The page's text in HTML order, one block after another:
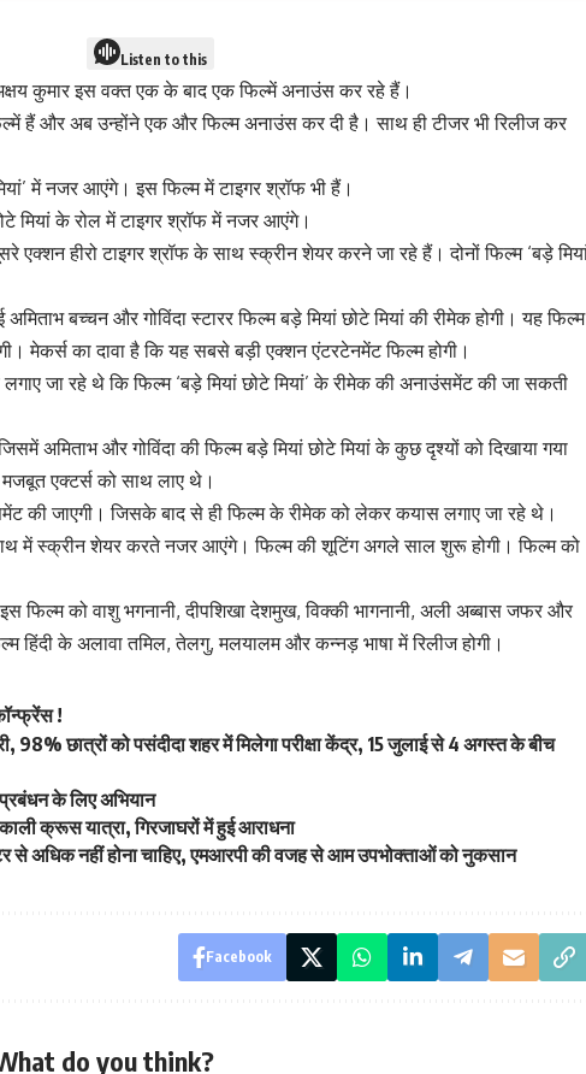
Listen to this
कुमार इस वक्त एक के बाद एक फिल्में अनाउंस कर रहे हैं।
हैं और अब उन्होंने एक और फिल्म अनाउंस कर दी है। साथ ही टीजर भी रिलीज कर
में नजर आएंगे। इस फिल्म में टाइगर श्रॉफ भी हैं।
मियां के रोल में टाइगर श्रॉफ में नजर आएंगे।
एक्शन हीरो टाइगर श्रॉफ के साथ स्क्रीन शेयर करने जा रहे हैं। दोनों फिल्म ‘बड़े
बच्चन और गोविंदा स्टारर फिल्म बड़े मियां छोटे मियां की रीमेक होगी। यह फिल्म
मेकर्स का दावा है कि यह सबसे बड़ी एक्शन एंटरटेनमेंट फिल्म होगी।
जा रहे थे कि फिल्म ‘बड़े मियां छोटे मियां’ के रीमेक की अनाउंसमेंट की जा सकती
अमिताभ और गोविंदा की फिल्म बड़े मियां छोटे मियां के कुछ दृश्यों को दिखाया गया
एक्टर्स को साथ लाए थे।
की जाएगी। जिसके बाद से ही फिल्म के रीमेक को लेकर कयास लगाए जा रहे थे।
में स्क्रीन शेयर करते नजर आएंगे। फिल्म की शूटिंग अगले साल शुरू होगी। फिल्म को
फिल्म को वाशु भगनानी, दीपशिखा देशमुख, विक्की भागनानी, अली अब्बास जफर और
हिंदी के अलावा तमिल, तेलगु, मलयालम और कन्नड़ भाषा में रिलीज होगी।
!
98% छात्रों को पसंदीदा शहर में मिलेगा परीक्षा केंद्र, 15 जुलाई से 4 अगस्त के बीच
के लिए अभियान
क्रूस यात्रा, गिरजाघरों में हुई आराधना
से अधिक नहीं होना चाहिए, एमआरपी की वजह से आम उपभोक्ताओं को नुकसान
Facebook
do you think?